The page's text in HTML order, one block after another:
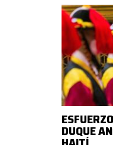
DUQUE